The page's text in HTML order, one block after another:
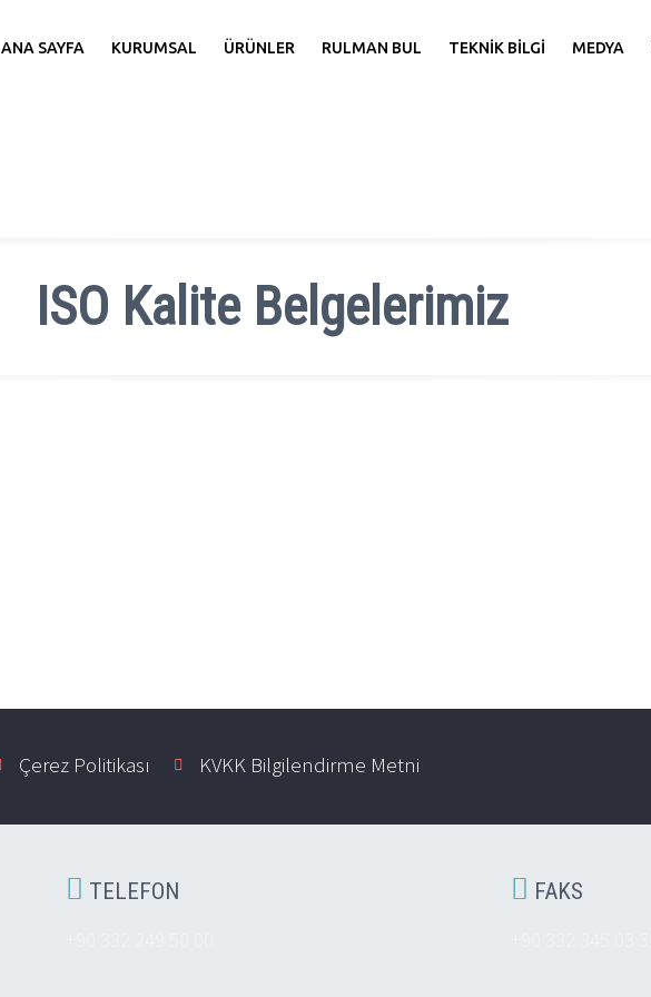
ANA SAYFA KURUMSAL ÜRÜNLER RULMAN BUL TEKNİK BİLGİ MEDYA
Kalite Belgelerimiz
ISO Kalite Belgelerimiz
Çerez Politikası KVKK Bilgilendirme Metni
 TELEFON
 FAKS